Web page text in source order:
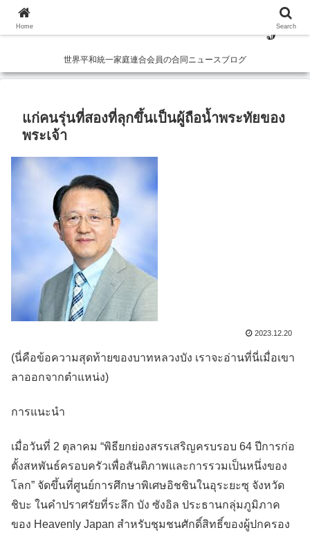
世界平和統一家庭連合会員の合同ニュースブログ
แก่คนรุ่นที่สองที่ลุกขึ้นเป็นผู้ถือน้ำพระทัยของ
พระเจ้า
2023.12.20
(นี่คือข้อความสุดท้ายของบาทหลวงบัง เราจะอ่านที่นี่เมื่อเขา
ลาออกจากตำแหน่ง)
การแนะนำ
เมื่อวันที่ 2 ตุลาคม “พิธียกย่องสรรเสริญครบรอบ 64 ปีการก่อ
ตั้งสหพันธ์ครอบครัวเพื่อสันติภาพและการรวมเป็นหนึ่งของ
โลก” จัดขึ้นที่ศูนย์การศึกษาพิเศษอิชชินในอุระยะซุ จังหวัด
ชิบะ ในคำปราศรัยที่ระลึก บัง ซังอิล ประธานกลุ่มภูมิภาค
ของ Heavenly Japan สำหรับชุมชนศักดิ์สิทธิ์ของผู้ปกครอง
Home Search